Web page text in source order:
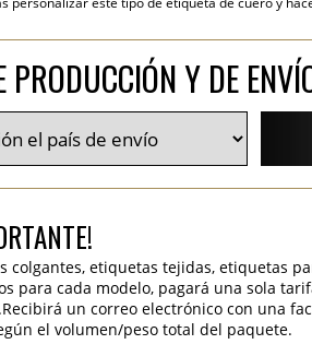
PRODUCCIÓN Y DE
etiquetas tejidas, etiquetas
para cada modelo, pagará una sola
un correo electrónico con una
el volumen/peso total del paquete.